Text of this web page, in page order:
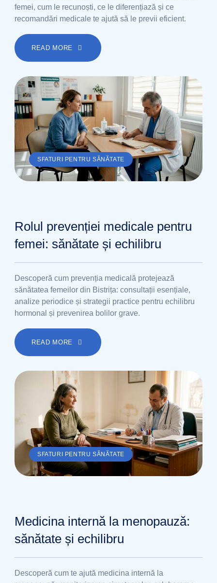
femei, cum le recunoști, ce le diferențiază și ce
recomandări medicale te ajută să le previi eficient.
READ MORE
SFATURI PENTRU SĂNĂTATE
Rolul prevenției medicale pentru
femei: sănătate și echilibru
Descoperă cum prevenția medicală protejează
sănătatea femeilor din Bistrița: consultații esențiale,
analize periodice și strategii practice pentru echilibru
hormonal și prevenirea bolilor grave.
READ MORE
SFATURI PENTRU SĂNĂTATE
Medicina internă la menopauză:
sănătate și echilibru
Descoperă cum te ajută medicina internă la